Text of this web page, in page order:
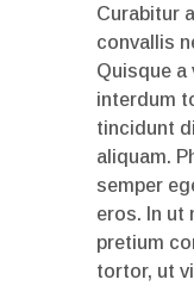
Curabitur
convallis
Quisque a
interdum
tincidunt
aliquam.
semper
eros. In ut
pretium
tortor, ut